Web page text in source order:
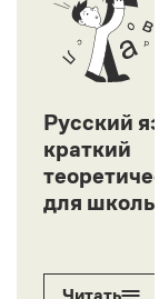
Русский
краткий
для
Читать